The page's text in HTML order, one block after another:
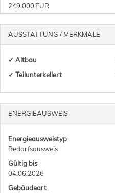
249.000 EUR
AUSSTATTUNG / MERKMALE
✓ Altbau
✓ Teilunterkellert
ENERGIEAUSWEIS
Energieausweistyp
Bedarfs­ausweis
Gültig bis
04.06.2026
Gebäudeart